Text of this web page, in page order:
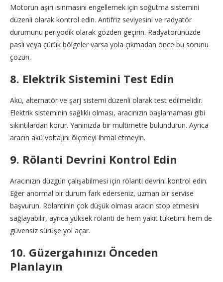
Motorun aşırı ısınmasını engellemek için soğutma sistemini
düzenli olarak kontrol edin. Antifriz seviyesini ve radyatör
durumunu periyodik olarak gözden geçirin. Radyatörünüzde
paslı veya çürük bölgeler varsa yola çıkmadan önce bu sorunu
çözün.
8. Elektrik Sistemini Test Edin
Akü, alternatör ve şarj sistemi düzenli olarak test edilmelidir.
Elektrik sisteminin sağlıklı olması, aracınızın başlamaması gibi
sıkıntılardan korur. Yanınızda bir multimetre bulundurun. Ayrıca
aracın akü voltajını ölçmeyi ihmal etmeyin.
9. Rölanti Devrini Kontrol Edin
Aracınızın düzgün çalışabilmesi için rölanti devrini kontrol edin.
Eğer anormal bir durum fark ederseniz, uzman bir servise
başvurun. Rölantinin çok düşük olması aracın stop etmesini
sağlayabilir, ayrıca yüksek rölanti de hem yakıt tüketimi hem de
güvensiz sürüşe yol açar.
10. Güzergahınızı Önceden
Planlayın